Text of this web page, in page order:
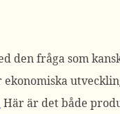
den fråga som
Här är det både